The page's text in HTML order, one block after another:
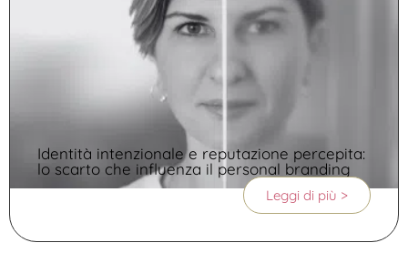
Identità intenzionale e reputazione percepita:
lo scarto che influenza il personal branding
Leggi di più >